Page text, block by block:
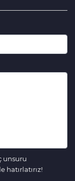
unsuru
hatırlatırız!